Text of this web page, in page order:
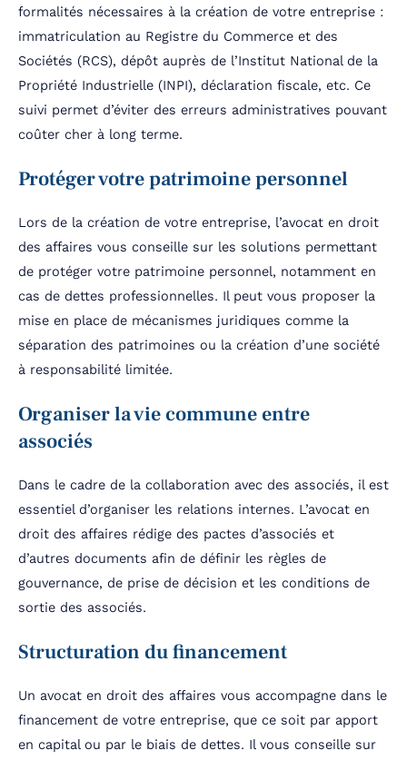
formalités nécessaires à la création de votre entreprise :
immatriculation au Registre du Commerce et des
Sociétés (RCS), dépôt auprès de l’Institut National de la
Propriété Industrielle (INPI), déclaration fiscale, etc. Ce
suivi permet d’éviter des erreurs administratives pouvant
coûter cher à long terme.
Protéger votre patrimoine personnel
Lors de la création de votre entreprise, l’avocat en droit
des affaires vous conseille sur les solutions permettant
de protéger votre patrimoine personnel, notamment en
cas de dettes professionnelles. Il peut vous proposer la
mise en place de mécanismes juridiques comme la
séparation des patrimoines ou la création d’une société
à responsabilité limitée.
Organiser la vie commune entre
associés
Dans le cadre de la collaboration avec des associés, il est
essentiel d’organiser les relations internes. L’avocat en
droit des affaires rédige des pactes d’associés et
d’autres documents afin de définir les règles de
gouvernance, de prise de décision et les conditions de
sortie des associés.
Structuration du financement
Un avocat en droit des affaires vous accompagne dans le
financement de votre entreprise, que ce soit par apport
en capital ou par le biais de dettes. Il vous conseille sur